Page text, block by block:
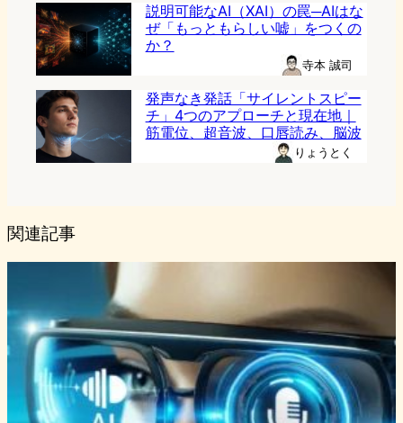
説明可能なAI（XAI）の罠─AIはな
ぜ「もっともらしい嘘」をつくの
か？
寺本 誠司
発声なき発話「サイレントスピー
チ」4つのアプローチと現在地｜
筋電位、超音波、口唇読み、脳波
りょうとく
関連記事